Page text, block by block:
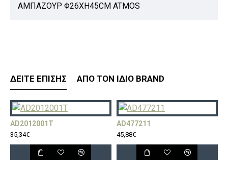
ΑΜΠΑΖΟΥΡ Φ26ΧΗ45CM ATMOS
ΔΕΊΤΕ ΕΠΊΣΗΣ ΑΠΌ ΤΟΝ ΊΔΙΟ BRAND
AD2012001T
35,34€
AD477211
45,88€